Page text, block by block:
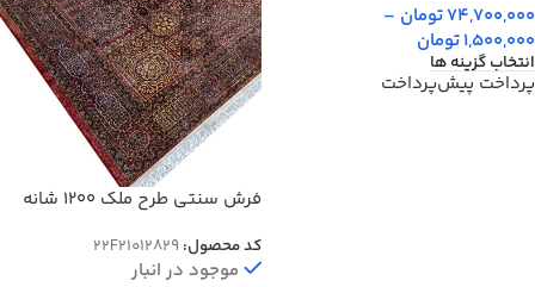
74,700,000تومان –
1,500,000تومان
انتخاب گزینه ها
پرداخت پیش‌پرداخت
فرش سنتی طرح ملک 1200 شانه
کد محصول: 22F21012829
موجود در انبار